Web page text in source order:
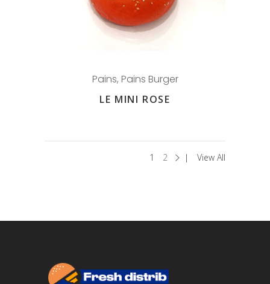
Pains, Pains Burger
LE MINI ROSE
1 2 View All